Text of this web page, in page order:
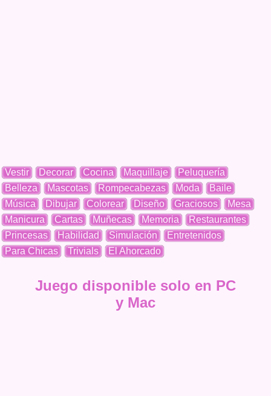
Vestir Decorar Cocina Maquillaje
Peluquería
Belleza
Mascotas Rompecabezas Moda
Baile
Música
Dibujar Colorear Diseño Graciosos
Mesa
Manicura
Cartas Muñecas Memoria
Restaurantes
Princesas
Habilidad Simulación
Entretenidos
Para Chicas
Trivials El Ahorcado
Juego disponible solo en PC
y Mac